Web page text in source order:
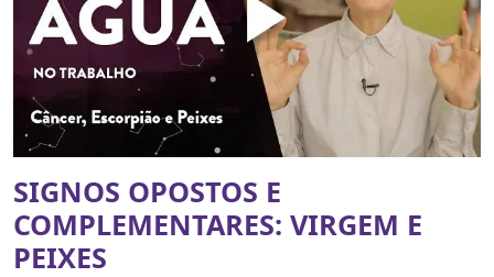
SIGNOS OPOSTOS E
COMPLEMENTARES: VIRGEM E
PEIXES